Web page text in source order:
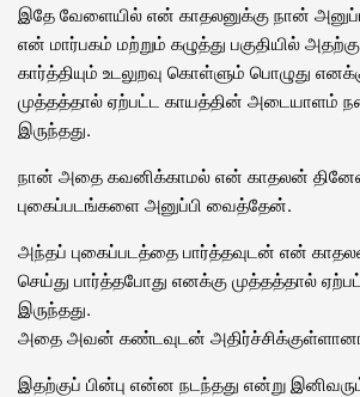
இதே வேளையில் என் காதலனுக்கு நான்
என் மார்பகம் மற்றும் கழுத்து பகுதியில்
கார்த்தியும் உடலுறவு கொள்ளும் பொழுது
முத்தத்தால் ஏற்பட்ட காயத்தின் அடையாளம்
இருந்தது.
நான் அதை கவனிக்காமல் என் காதலன்
புகைப்படங்களை அனுப்பி வைத்தேன்.
அந்தப் புகைப்படத்தை பார்த்தவுடன் என்
செய்து பார்த்தபோது எனக்கு முத்தத்தால்
இருந்தது.
அதை அவன் கண்டவுடன்
இதற்குப் பின்பு என்ன நடந்தது என்று